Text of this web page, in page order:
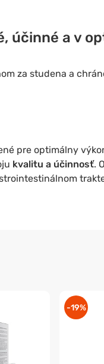
účinné a v
za studena a
pre optimálny
kvalitu a účinnosť.
-19%